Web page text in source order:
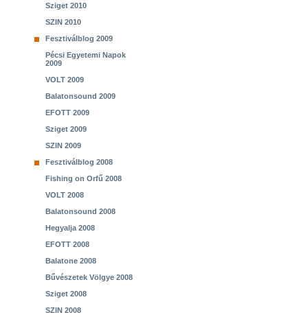
Sziget 2010
SZIN 2010
Fesztiválblog 2009
Pécsi Egyetemi Napok
2009
VOLT 2009
Balatonsound 2009
EFOTT 2009
Sziget 2009
SZIN 2009
Fesztiválblog 2008
Fishing on Orfű 2008
VOLT 2008
Balatonsound 2008
Hegyalja 2008
EFOTT 2008
Balatone 2008
Bűvészetek Völgye 2008
Sziget 2008
SZIN 2008